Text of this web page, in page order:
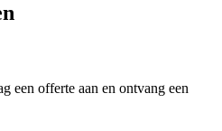
een offerte aan en ontvang een